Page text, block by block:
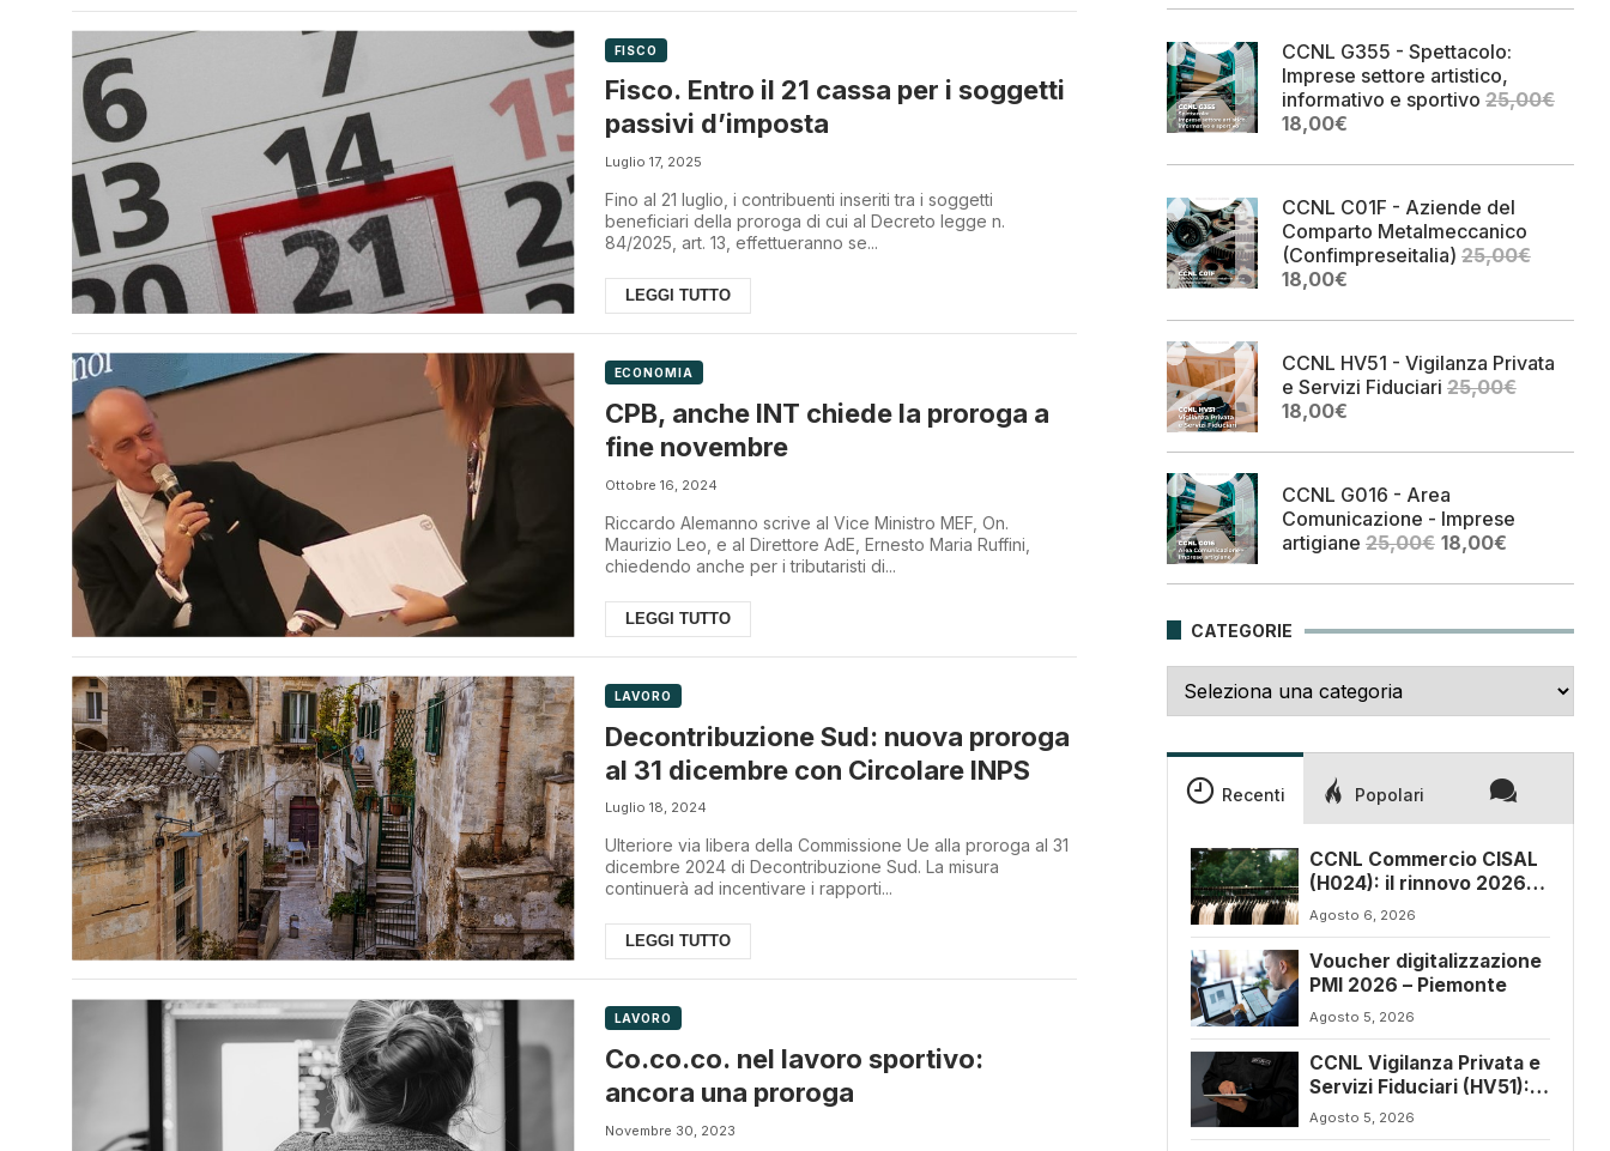
FISCO
Fisco. Entro il 21 cassa per i soggetti
passivi d’imposta
Luglio 17, 2025
Fino al 21 luglio, i contribuenti inseriti tra i soggetti
beneficiari della proroga di cui al Decreto legge n.
84/2025, art. 13, effettueranno se...
LEGGI TUTTO
ECONOMIA
CPB, anche INT chiede la proroga a
fine novembre
Ottobre 16, 2024
Riccardo Alemanno scrive al Vice Ministro MEF, On.
Maurizio Leo, e al Direttore AdE, Ernesto Maria Ruffini,
chiedendo anche per i tributaristi di...
LEGGI TUTTO
LAVORO
Decontribuzione Sud: nuova proroga
al 31 dicembre con Circolare INPS
Luglio 18, 2024
Ulteriore via libera della Commissione Ue alla proroga al 31
dicembre 2024 di Decontribuzione Sud. La misura
continuerà ad incentivare i rapporti...
LEGGI TUTTO
LAVORO
Co.co.co. nel lavoro sportivo:
ancora una proroga
Novembre 30, 2023
originale
25,00€.
attuale
CCNL G355 - Spettacolo:
Imprese settore artistico,
informativo e sportivo 25,00€
Il
originale
25,00€.
18,00€Il
attuale
18,00€.
CCNL C01F - Aziende del
Comparto Metalmeccanico
(Confimpreseitalia) 25,00€
Il
originale
25,00€.
18,00€Il
attuale
18,00€.
CCNL HV51 - Vigilanza Privata
e Servizi Fiduciari 25,00€
Il
originale
25,00€.
18,00€Il
attuale
18,00€.
CCNL G016 - Area
Comunicazione - Imprese
artigiane 25,00€ Il
originale
25,00€.
18,00€Il
attuale
18,00€.
CATEGORIE
Recenti Popolari
CCNL Commercio CISAL
(H024): il rinnovo 2026-
2029
Agosto 6, 2026
Voucher digitalizzazione
PMI 2026 – Piemonte
Agosto 5, 2026
CCNL Vigilanza Privata e
Servizi Fiduciari (HV51):
siglato l’accordo di
rinnovo
Agosto 5, 2026